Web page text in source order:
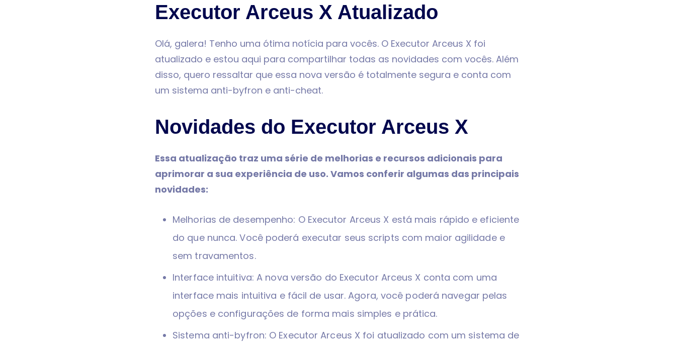
Executor Arceus X Atualizado
Olá, galera! Tenho uma ótima notícia para vocês. O Executor Arceus X foi
atualizado e estou aqui para compartilhar todas as novidades com vocês. Além
disso, quero ressaltar que essa nova versão é totalmente segura e conta com
um sistema anti-byfron e anti-cheat.
Novidades do Executor Arceus X
Essa atualização traz uma série de melhorias e recursos adicionais para
aprimorar a sua experiência de uso. Vamos conferir algumas das principais
novidades:
Melhorias de desempenho: O Executor Arceus X está mais rápido e eficiente
do que nunca. Você poderá executar seus scripts com maior agilidade e
sem travamentos.
Interface intuitiva: A nova versão do Executor Arceus X conta com uma
interface mais intuitiva e fácil de usar. Agora, você poderá navegar pelas
opções e configurações de forma mais simples e prática.
Sistema anti-byfron: O Executor Arceus X foi atualizado com um sistema de